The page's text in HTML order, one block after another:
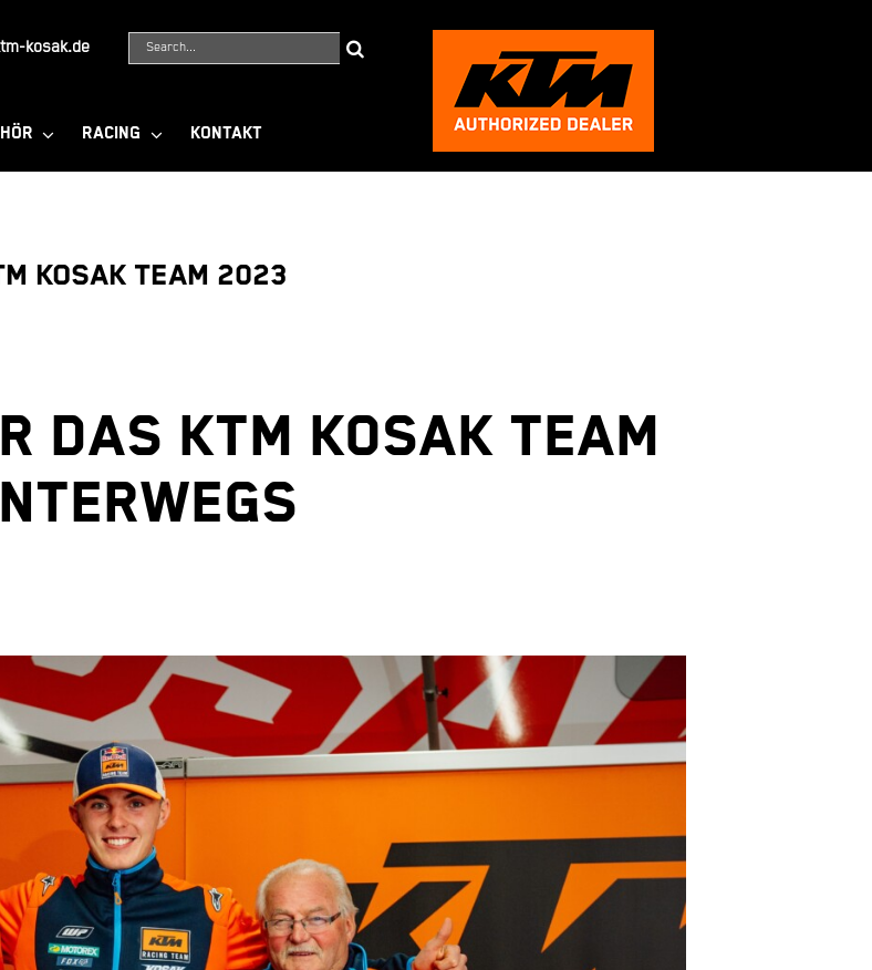
kosak.de
Suche
RACING KONTAKT
KOSAK TEAM 2023
das KTM Kosak Team